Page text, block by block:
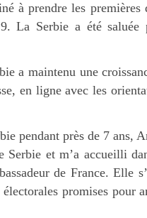
à prendre les
La Serbie a été
a maintenu une
en ligne avec les
pendant près de 7 ans,
Serbie et m’a accueilli
de France. Elle
promises pour